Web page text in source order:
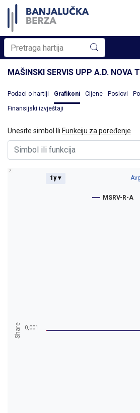
MAŠINSKI SERVIS UPP A.D. NOVA
Podaci o hartiji Grafikoni Cijene Poslovi
Finansijski izvještaji
Unesite simbol Ili Funkciju za poređenje
Share
1y ▾
MSRV-R-A
0,001